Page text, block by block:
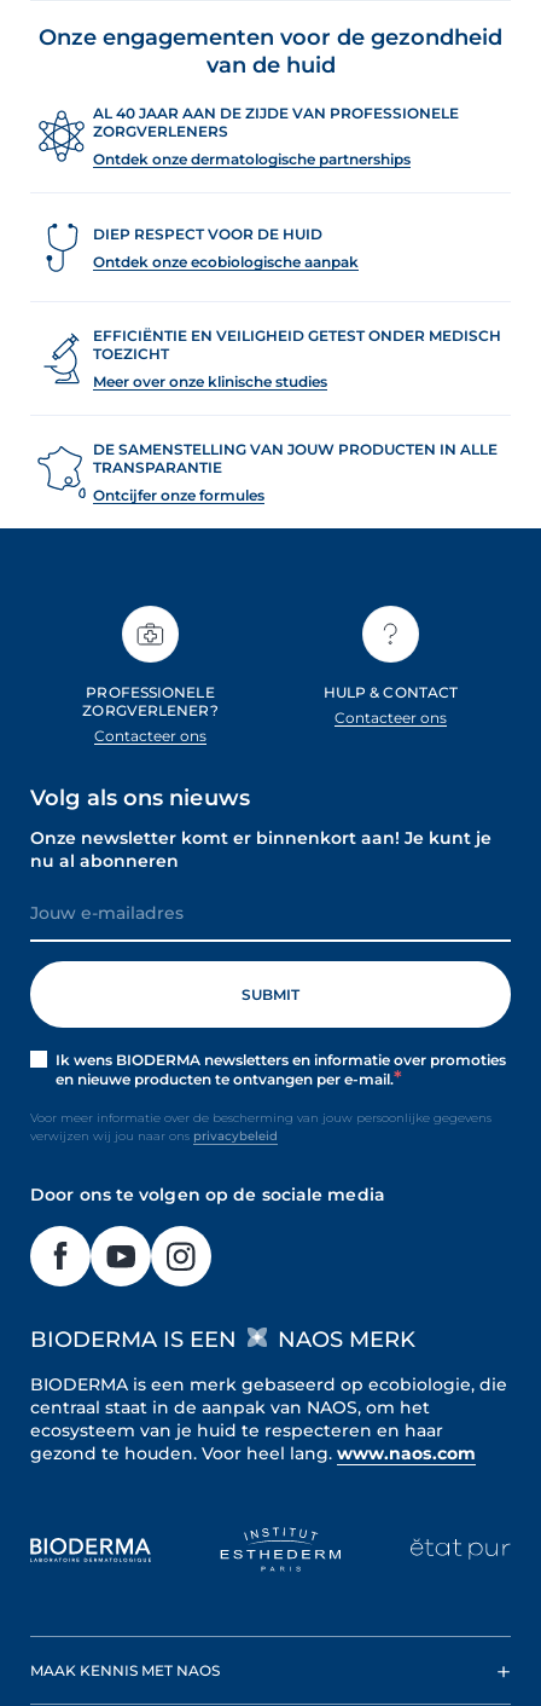
Onze engagementen voor de gezondheid
van de huid
AL 40 JAAR AAN DE ZIJDE VAN PROFESSIONELE
ZORGVERLENERS
Ontdek onze dermatologische partnerships
DIEP RESPECT VOOR DE HUID
Ontdek onze ecobiologische aanpak
EFFICIËNTIE EN VEILIGHEID GETEST ONDER MEDISCH
TOEZICHT
Meer over onze klinische studies
DE SAMENSTELLING VAN JOUW PRODUCTEN IN ALLE
TRANSPARANTIE
Ontcijfer onze formules
PROFESSIONELE
ZORGVERLENER?
Contacteer ons
HULP & CONTACT
Contacteer ons
Volg als ons nieuws
Onze newsletter komt er binnenkort aan! Je kunt je
nu al abonneren
Ik wens BIODERMA newsletters en informatie over promoties
en nieuwe producten te ontvangen per e-mail.
Voor meer informatie over de bescherming van jouw persoonlijke gegevens
verwijzen wij jou naar ons privacybeleid
Door ons te volgen op de sociale media
BIODERMA IS EEN NAOS MERK
BIODERMA is een merk gebaseerd op ecobiologie, die
centraal staat in de aanpak van NAOS, om het
ecosysteem van je huid te respecteren en haar
gezond te houden. Voor heel lang. www.naos.com
MAAK KENNIS MET NAOS